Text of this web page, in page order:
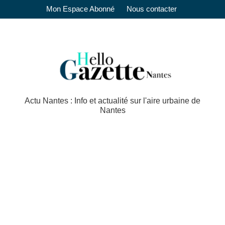
Mon Espace Abonné Nous contacter
Actu Nantes : Info et actualité sur l'aire urbaine de
Nantes